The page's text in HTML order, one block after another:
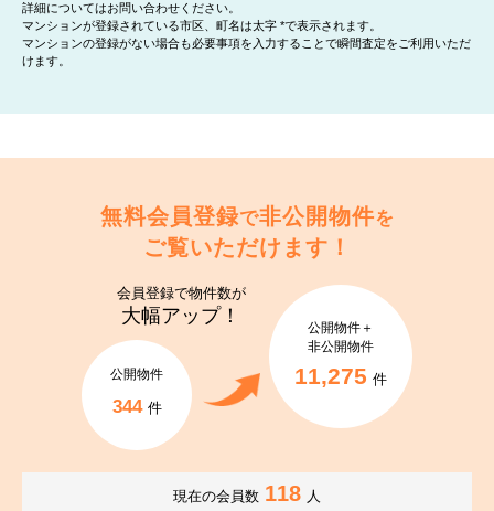
詳細についてはお問い合わせください。
マンションが登録されている市区、町名は太字 *で表示されます。
マンションの登録がない場合も必要事項を入力することで瞬間査定をご利用いただ
けます。
無料会員登録で非公開物件を
ご覧いただけます！
会員登録で物件数が
大幅アップ！
公開物件
344 件
公開物件＋
非公開物件
11,275 件
現在の会員数 118 人